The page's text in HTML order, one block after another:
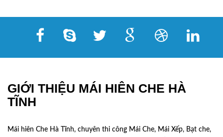
GIỚI THIỆU MÁI HIÊN CHE HÀ
TĨNH
Mái hiên Che Hà Tĩnh, chuyên thi công Mái Che, Mái Xếp, Bạt che,